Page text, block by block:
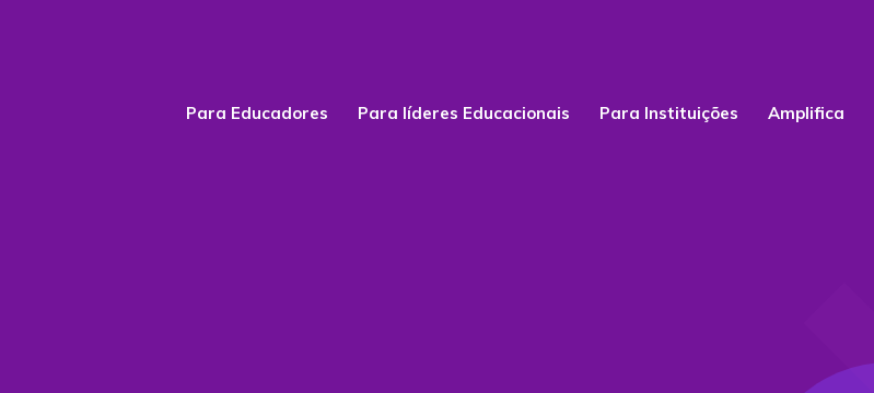
Para Educadores Para líderes Educacionais Para Instituições Amplifica